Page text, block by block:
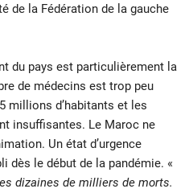
de la Fédération de la gauche
du pays est particulièrement la
de médecins est trop peu
millions d’habitants et les
insuffisantes. Le Maroc ne
Un état d’urgence
dès le début de la pandémie. «
dizaines de milliers de morts.